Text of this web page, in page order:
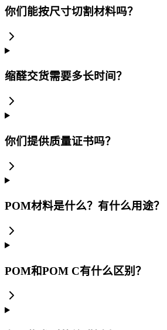
你们能按尺寸切割材料吗？
缩醛交货需要多长时间？
你们提供质量证书吗？
POM材料是什么？有什么用途？
POM和POM C有什么区别？